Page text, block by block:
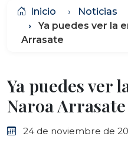
Inicio
Noticias
Ya puedes ver la
Arrasate
Ya puedes ver
Naroa Arrasate
24 de noviembre de